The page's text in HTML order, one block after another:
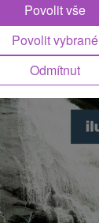
Odmítnut
Povolit vybrané
Povolit vše